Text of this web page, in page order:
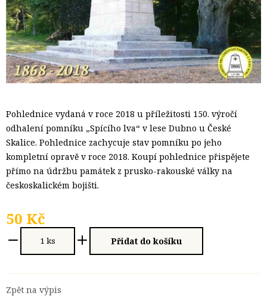
Pohlednice vydaná v roce 2018 u příležitosti 150. výročí
odhalení pomníku „Spícího lva“ v lese Dubno u České
Skalice. Pohlednice zachycuje stav pomníku po jeho
kompletní opravě v roce 2018. Koupí pohlednice přispějete
přímo na údržbu památek z prusko-rakouské války na
českoskalickém bojišti.
50 Kč
Přidat do košíku
Zpět na výpis